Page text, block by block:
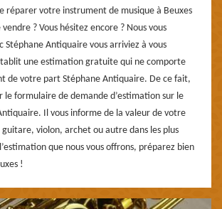
réparer votre instrument de musique à Beuxes
? Vous hésitez encore ? Nous vous
Stéphane Antiquaire vous arriviez à vous
une estimation gratuite qui ne comporte
de votre part Stéphane Antiquaire. De ce fait,
le formulaire de demande d’estimation sur le
Il vous informe de la valeur de votre
violon, archet ou autre dans les plus
que nous vous offrons, préparez bien
!